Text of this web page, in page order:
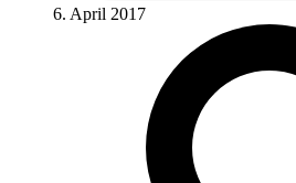
6. April 2017